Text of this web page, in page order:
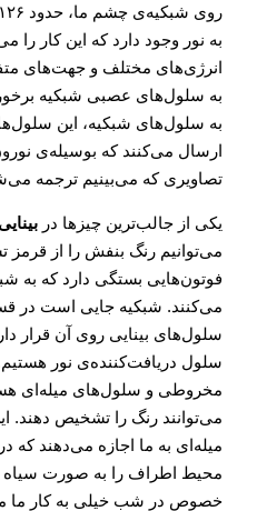
به نور وجود دارد که این کار را
انرژی‌های مختلف و جهت‌های
به سلول‌های عصبی شبکیه
به سلول‌های شبکیه، این
ارسال می‌کنند که بوسیله‌ی
تصاویری که می‌بینیم ترجمه
یکی از جالب‌ترین چیزها در بینایی
می‌توانیم رنگ بنفش را از
فوتون‌هایی بستگی دارد که به
می‌کنند. شبکیه جایی است
سلول‌های بینایی روی آن قرار
سلول دریافت‌کننده‌ی نور
مخروطی و سلول‌های میله‌ای
می‌توانند رنگ را تشخیص دهند.
میله‌ای به ما اجازه می‌دهند که
محیط اطراف را به صورت سیاه